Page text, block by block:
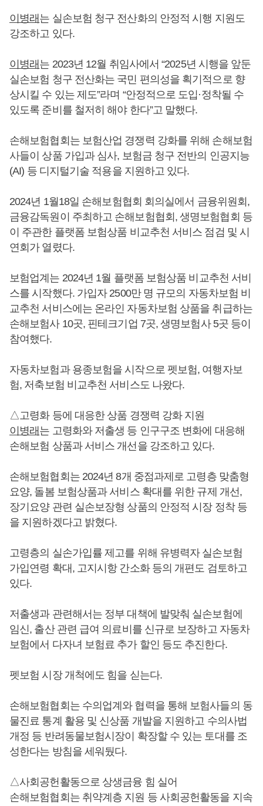
이병래 는 실손보험 청구 전산화의 안정적 시행 지원도
강조하고 있다.
이병래 는 2023년 12월 취임사에서 “2025년 시행을 앞둔
실손보험 청구 전산화는 국민 편의성을 획기적으로 향
상시킬 수 있는 제도”라며 “안정적으로 도입·정착될 수
있도록 준비를 철저히 해야 한다”고 말했다.
손해보험협회는 보험산업 경쟁력 강화를 위해 손해보험
사들이 상품 가입과 심사, 보험금 청구 전반의 인공지능
(AI) 등 디지털기술 적용을 지원하고 있다.
2024년 1월18일 손해보험협회 회의실에서 금융위원회,
금융감독원이 주최하고 손해보험협회, 생명보험협회 등
이 주관한 플랫폼 보험상품 비교추천 서비스 점검 및 시
연회가 열렸다.
보험업계는 2024년 1월 플랫폼 보험상품 비교추천 서비
스를 시작했다. 가입자 2500만 명 규모의 자동차보험 비
교추천 서비스에는 온라인 자동차보험 상품을 취급하는
손해보험사 10곳, 핀테크기업 7곳, 생명보험사 5곳 등이
참여했다.
자동차보험과 용종보험을 시작으로 펫보험, 여행자보
험, 저축보험 비교추천 서비스도 나왔다.
△고령화 등에 대응한 상품 경쟁력 강화 지원
이병래 는 고령화와 저출생 등 인구구조 변화에 대응해
손해보험 상품과 서비스 개선을 강조하고 있다.
손해보험협회는 2024년 8개 중점과제로 고령층 맞춤형
요양, 돌봄 보험상품과 서비스 확대를 위한 규제 개선,
장기요양 관련 실손보장형 상품의 안정적 시장 정착 등
을 지원하겠다고 밝혔다.
고령층의 실손가입률 제고를 위해 유병력자 실손보험
가입연령 확대, 고지시항 간소화 등의 개편도 검토하고
있다.
저출생과 관련해서는 정부 대책에 발맞춰 실손보험에
임신, 출산 관련 급여 의료비를 신규로 보장하고 자동차
보험에서 다자녀 보험료 추가 할인 등도 추진한다.
펫보험 시장 개척에도 힘을 싣는다.
손해보험협회는 수의업계와 협력을 통해 보험사들의 동
물진료 통계 활용 및 신상품 개발을 지원하고 수의사법
개정 등 반려동물보험시장이 확장할 수 있는 토대를 조
성한다는 방침을 세워뒀다.
△사회공헌활동으로 상생금융 힘 실어
손해보험협회는 취약계층 지원 등 사회공헌활동을 지속